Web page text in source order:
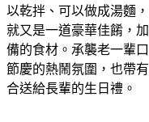
以乾拌、可以做成湯麵
就又是一道豪華佳餚，
備的食材。承襲老一輩
節慶的熱鬧氛圍，也帶
合送給長輩的生日禮。